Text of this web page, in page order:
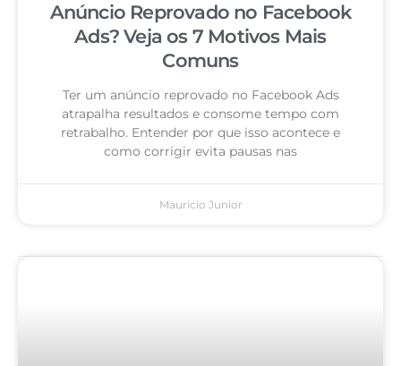
Anúncio Reprovado no Facebook
Ads? Veja os 7 Motivos Mais
Comuns
Ter um anúncio reprovado no Facebook Ads
atrapalha resultados e consome tempo com
retrabalho. Entender por que isso acontece e
como corrigir evita pausas nas
Mauricio Junior